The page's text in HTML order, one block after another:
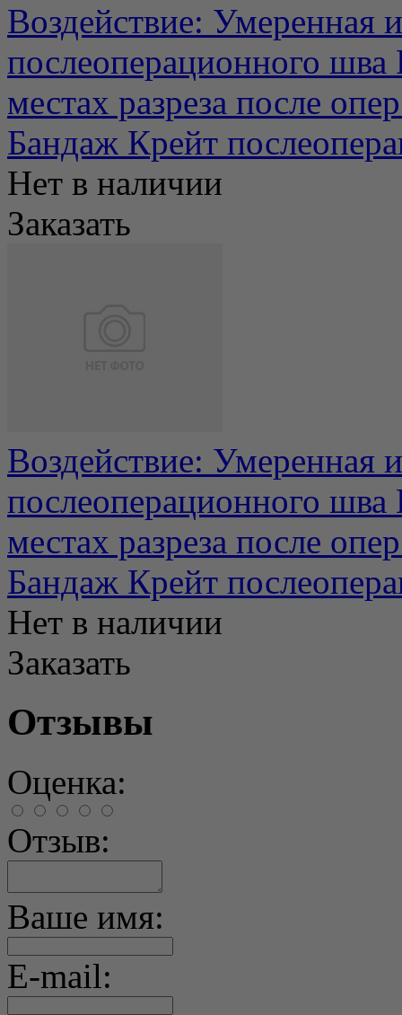
Воздействие: Умеренная
послеоперационного
местах разреза после
Бандаж Крейт
Нет в наличии
Заказать
Воздействие: Умеренная
послеоперационного
местах разреза после
Бандаж Крейт
Нет в наличии
Заказать
Отзывы
Оценка:
Отзыв:
Ваше имя:
E-mail: